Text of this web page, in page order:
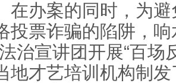
办案的同时，为避
投票诈骗的陷阱，
治宣讲团开展“百场
地才艺培训机构制